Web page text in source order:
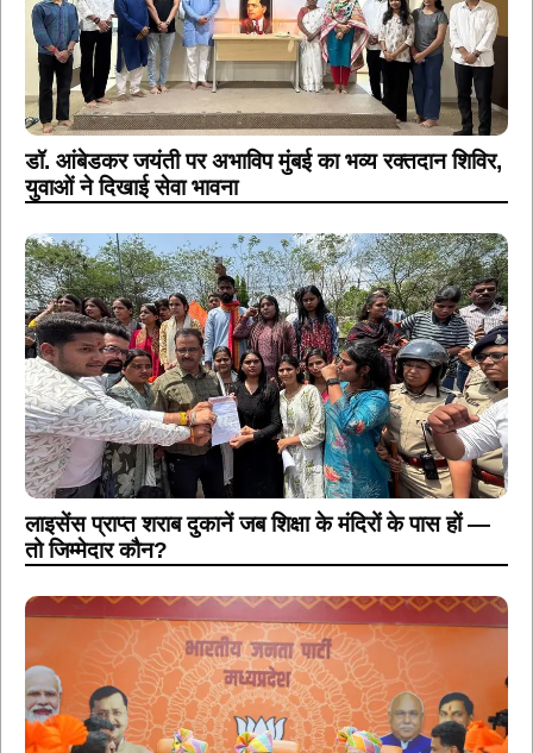
डॉ. आंबेडकर जयंती पर अभाविप मुंबई का भव्य रक्तदान शिविर,
युवाओं ने दिखाई सेवा भावना
लाइसेंस प्राप्त शराब दुकानें जब शिक्षा के मंदिरों के पास हों —
तो जिम्मेदार कौन?